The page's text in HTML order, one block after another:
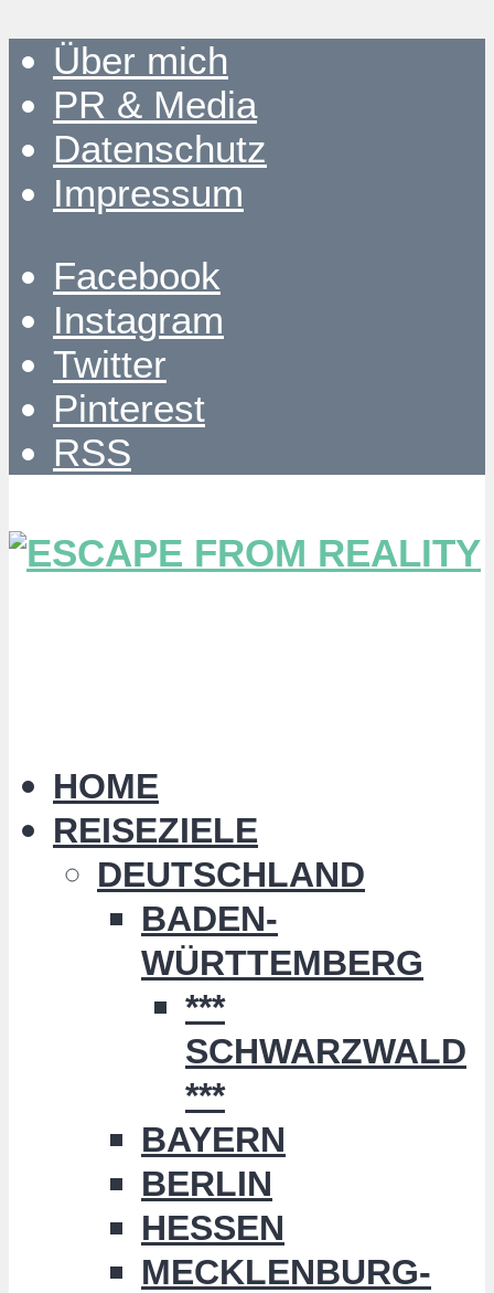
Über mich
PR & Media
Datenschutz
Impressum
Facebook
Instagram
Twitter
Pinterest
RSS
HOME
REISEZIELE
DEUTSCHLAND
BADEN-
WÜRTTEMBERG
***
SCHWARZWALD
***
BAYERN
BERLIN
HESSEN
MECKLENBURG-